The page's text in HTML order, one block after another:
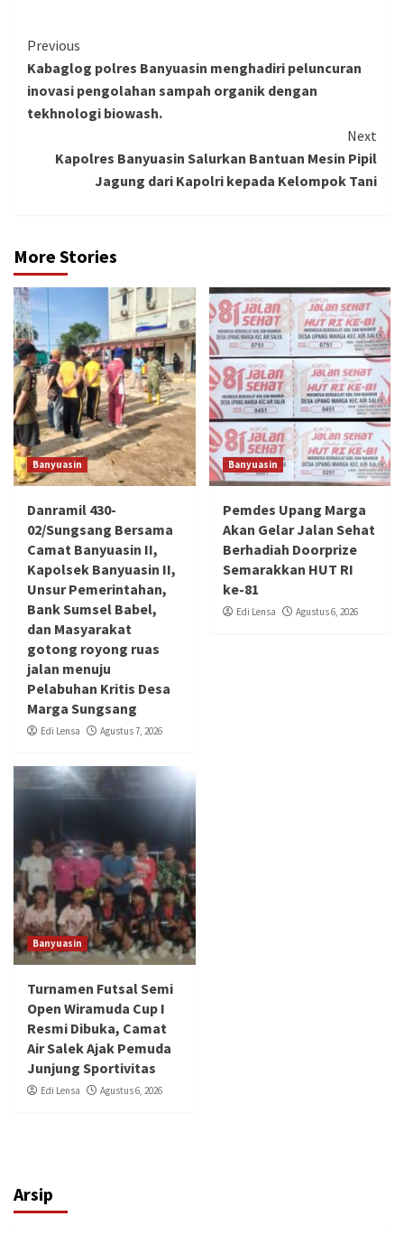
Continue
Reading
Previous
Kabaglog polres Banyuasin menghadiri peluncuran
inovasi pengolahan sampah organik dengan
tekhnologi biowash.
Next
Kapolres Banyuasin Salurkan Bantuan Mesin Pipil
Jagung dari Kapolri kepada Kelompok Tani
More Stories
Banyuasin
Danramil 430-
02/Sungsang Bersama
Camat Banyuasin II,
Kapolsek Banyuasin II,
Unsur Pemerintahan,
Bank Sumsel Babel,
dan Masyarakat
gotong royong ruas
jalan menuju
Pelabuhan Kritis Desa
Marga Sungsang
Edi Lensa Agustus 7, 2026
Banyuasin
Pemdes Upang Marga
Akan Gelar Jalan Sehat
Berhadiah Doorprize
Semarakkan HUT RI
ke-81
Edi Lensa Agustus 6, 2026
Banyuasin
Turnamen Futsal Semi
Open Wiramuda Cup I
Resmi Dibuka, Camat
Air Salek Ajak Pemuda
Junjung Sportivitas
Edi Lensa Agustus 6, 2026
Arsip